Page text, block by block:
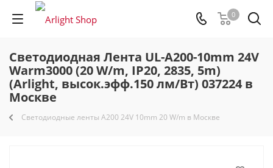
0
Светодиодная Лента UL-A200-10mm 24V
Warm3000 (20 W/m, IP20, 2835, 5m)
(Arlight, высок.эфф.150 лм/Вт) 037224 в
Москве
Светодиодные ленты A200 24V 10mm 20 W/m в Москве